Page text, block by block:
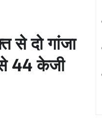
से दो गांजा
44 केजी